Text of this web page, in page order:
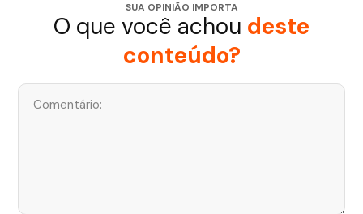
SUA OPINIÃO IMPORTA
O que você achou deste
conteúdo?